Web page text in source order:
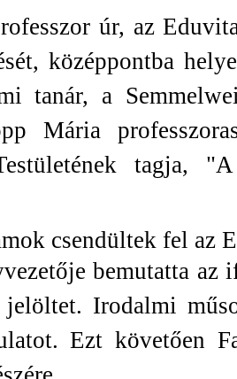
úr, az
középpontba
tanár, a
Mária
tagja,
csendültek fel az
bemutatta az
jelöltet. Irodalmi
Ezt követően